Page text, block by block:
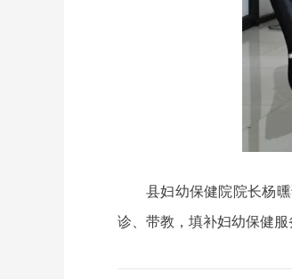
县妇幼保健院院长杨
诊、带教，填补妇幼保健